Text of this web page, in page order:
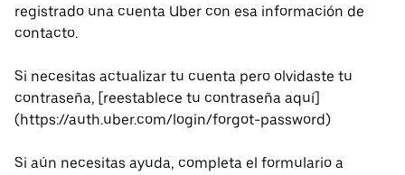
registrado una cuenta Uber con esa información de
contacto.
Si necesitas actualizar tu cuenta pero olvidaste tu
contraseña, [reestablece tu contraseña aquí]
(https://auth.uber.com/login/forgot-password)
Si aún necesitas ayuda, completa el formulario a